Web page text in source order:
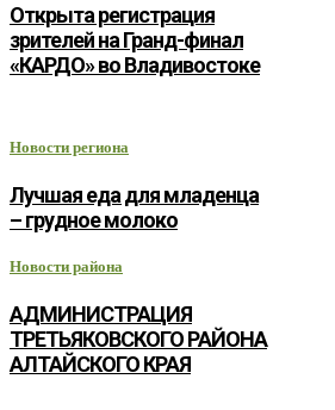
Открыта регистрация
зрителей на Гранд-финал
«КАРДО» во Владивостоке
Новости региона
Лучшая еда для младенца
– грудное молоко
Новости района
АДМИНИСТРАЦИЯ
ТРЕТЬЯКОВСКОГО РАЙОНА
АЛТАЙСКОГО КРАЯ